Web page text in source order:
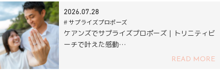
2026.07.28
# サプライズプロポーズ
ケアンズでサプライズプロポーズ｜トリニティビ
ーチで叶えた感動…
READ MORE